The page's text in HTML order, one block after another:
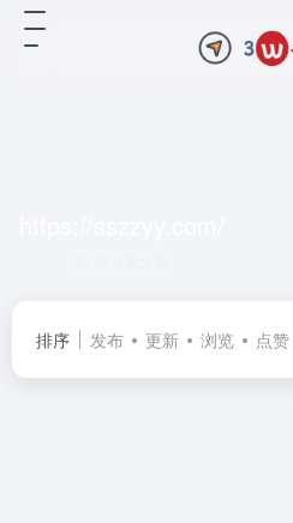
排序 发布 更新 浏览 点赞